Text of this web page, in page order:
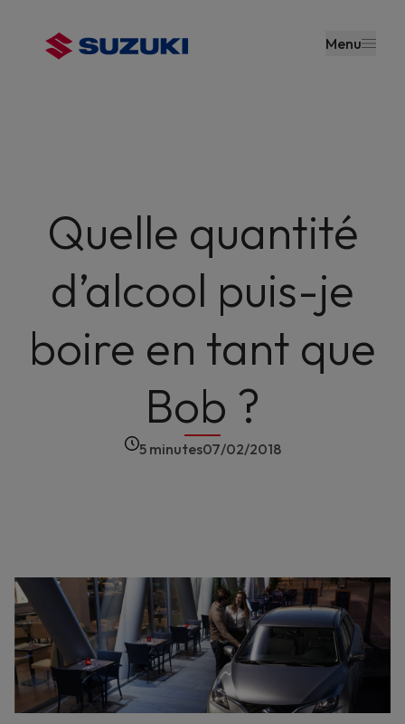
principal
Menu
Quelle quantité
d’alcool puis-je
boire en tant que
Bob ?
5 minutes07/02/2018